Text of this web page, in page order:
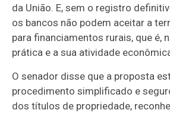
da União. E, sem o registro
os bancos não podem aceitar a
para financiamentos rurais, que é,
prática e a sua atividade
O senador disse que a proposta
procedimento simplificado e
dos títulos de propriedade,